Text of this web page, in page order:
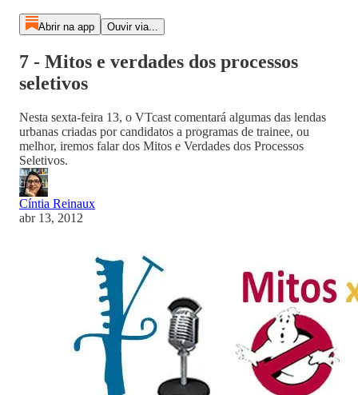
Abrir na app Ouvir via...
7 - Mitos e verdades dos processos
seletivos
Nesta sexta-feira 13, o VTcast comentará algumas das lendas
urbanas criadas por candidatos a programas de trainee, ou
melhor, iremos falar dos Mitos e Verdades dos Processos
Seletivos.
Cíntia Reinaux
abr 13, 2012